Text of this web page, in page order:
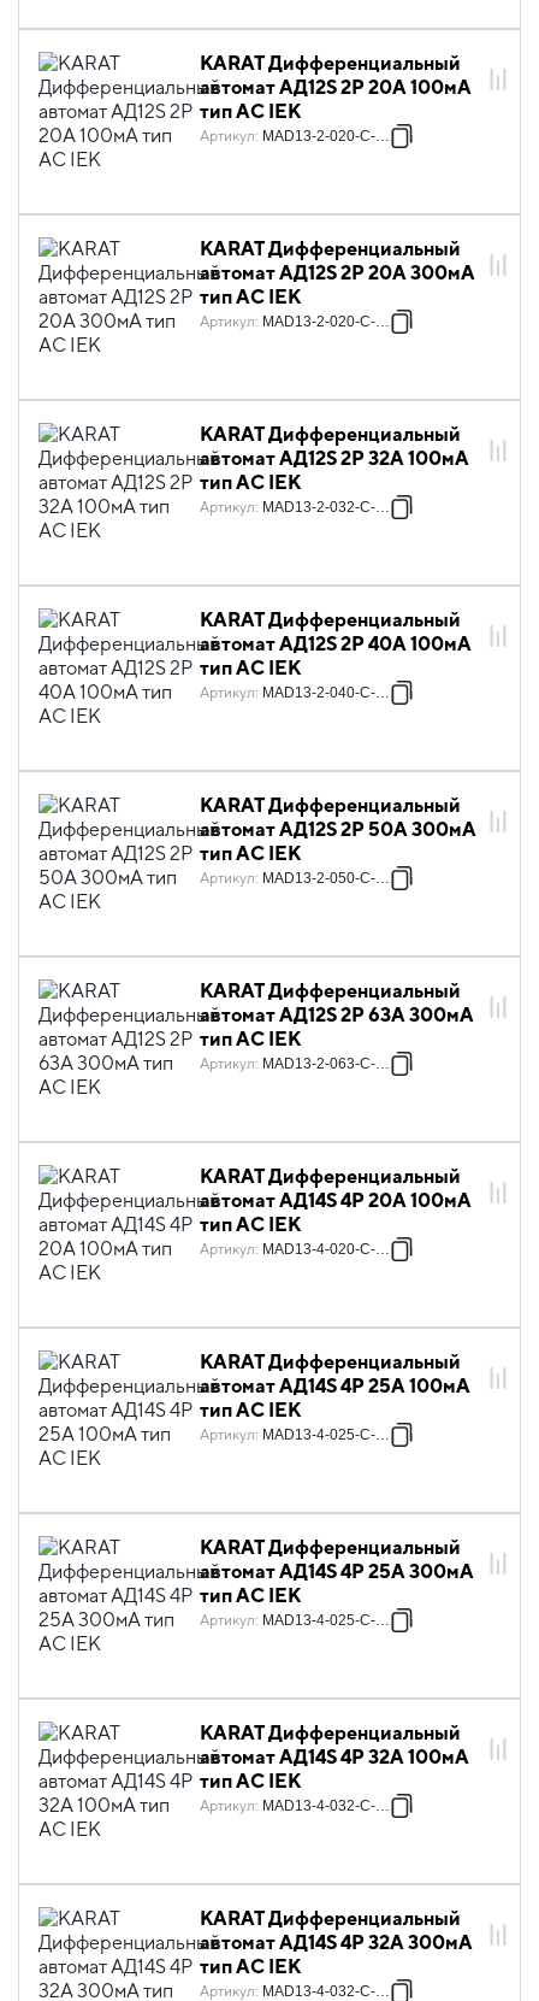
KARAT Дифференциальный
автомат АД12S 2P 20А 100мА
тип AC IEK
Артикул: MAD13-2-020-C-100
KARAT Дифференциальный
автомат АД12S 2P 20А 300мА
тип AC IEK
Артикул: MAD13-2-020-C-300
KARAT Дифференциальный
автомат АД12S 2P 32А 100мА
тип AC IEK
Артикул: MAD13-2-032-C-100
KARAT Дифференциальный
автомат АД12S 2P 40А 100мА
тип AC IEK
Артикул: MAD13-2-040-C-100
KARAT Дифференциальный
автомат АД12S 2P 50А 300мА
тип AC IEK
Артикул: MAD13-2-050-C-300
KARAT Дифференциальный
автомат АД12S 2P 63А 300мА
тип AC IEK
Артикул: MAD13-2-063-C-300
KARAT Дифференциальный
автомат АД14S 4P 20А 100мА
тип AC IEK
Артикул: MAD13-4-020-C-100
KARAT Дифференциальный
автомат АД14S 4P 25А 100мА
тип AC IEK
Артикул: MAD13-4-025-C-100
KARAT Дифференциальный
автомат АД14S 4P 25А 300мА
тип AC IEK
Артикул: MAD13-4-025-C-300
KARAT Дифференциальный
автомат АД14S 4P 32А 100мА
тип AC IEK
Артикул: MAD13-4-032-C-100
KARAT Дифференциальный
автомат АД14S 4P 32А 300мА
тип AC IEK
Артикул: MAD13-4-032-C-300